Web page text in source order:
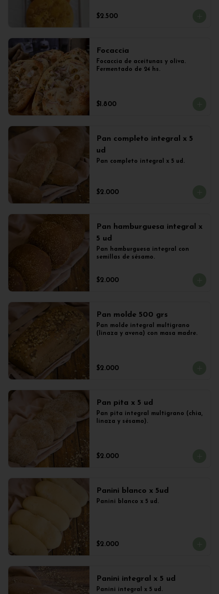
$2.500
Focaccia
Focaccia de aceitunas y oliva.
Fermentado de 24 hs.
$1.800
Pan completo integral x 5
ud
Pan completo integral x 5 ud.
$2.000
Pan hamburguesa integral x
5 ud
Pan hamburguesa integral con
semillas de sésamo.
$2.000
Pan molde 500 grs
Pan molde integral multigrano
(linaza y avena) con masa madre.
$2.000
Pan pita x 5 ud
Pan pita integral multigrano (chia,
linaza y sésamo).
$2.000
Panini blanco x 5ud
Panini blanco x 5 ud.
$2.000
Panini integral x 5 ud
Panini integral x 5 ud.